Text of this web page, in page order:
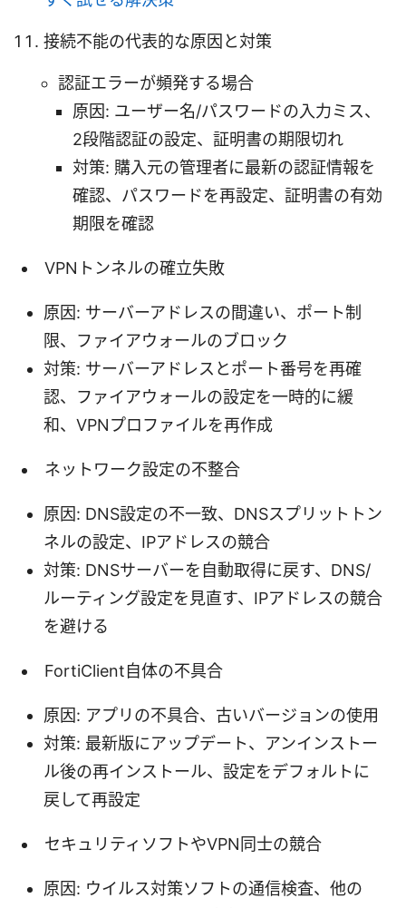
接続不能の代表的な原因と対策
認証エラーが頻発する場合
原因: ユーザー名/パスワードの入力ミス、
2段階認証の設定、証明書の期限切れ
対策: 購入元の管理者に最新の認証情報を
確認、パスワードを再設定、証明書の有効
期限を確認
VPNトンネルの確立失敗
原因: サーバーアドレスの間違い、ポート制
限、ファイアウォールのブロック
対策: サーバーアドレスとポート番号を再確
認、ファイアウォールの設定を一時的に緩
和、VPNプロファイルを再作成
ネットワーク設定の不整合
原因: DNS設定の不一致、DNSスプリットトン
ネルの設定、IPアドレスの競合
対策: DNSサーバーを自動取得に戻す、DNS/
ルーティング設定を見直す、IPアドレスの競合
を避ける
FortiClient自体の不具合
原因: アプリの不具合、古いバージョンの使用
対策: 最新版にアップデート、アンインストー
ル後の再インストール、設定をデフォルトに
戻して再設定
セキュリティソフトやVPN同士の競合
原因: ウイルス対策ソフトの通信検査、他の